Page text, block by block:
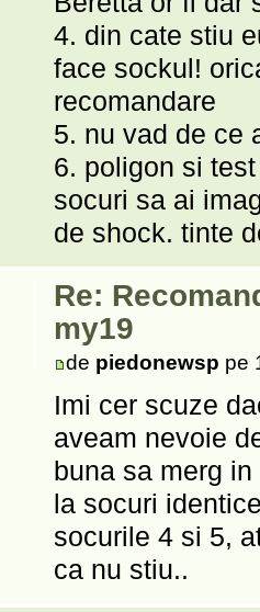
4. din cate stiu
face sockul!
recomandare
5. nu vad de ce
6. poligon si
socuri sa ai
de shock. tinte
Re:
my19
de piedonewsp pe
Imi cer scuze
aveam nevoie
buna sa merg
la socuri
socurile 4 si 5,
ca nu stiu..